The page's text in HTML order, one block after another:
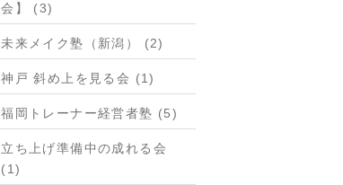
会】 (3)
未来メイク塾（新潟） (2)
神戸 斜め上を見る会 (1)
福岡トレーナー経営者塾 (5)
立ち上げ準備中の成れる会
(1)